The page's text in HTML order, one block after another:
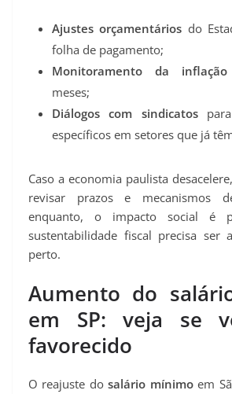
Ajustes orçamentários do
folha de pagamento;
Monitoramento da inflação
meses;
Diálogos com sindicatospara
específicos em setores que já
Caso a economia paulista
revisar prazos e mecanismos
enquanto, o impacto social é
sustentabilidade fiscal precisa ser
perto.
Aumento do
em SP: veja se
favorecido
O reajuste dosalário mínimoem